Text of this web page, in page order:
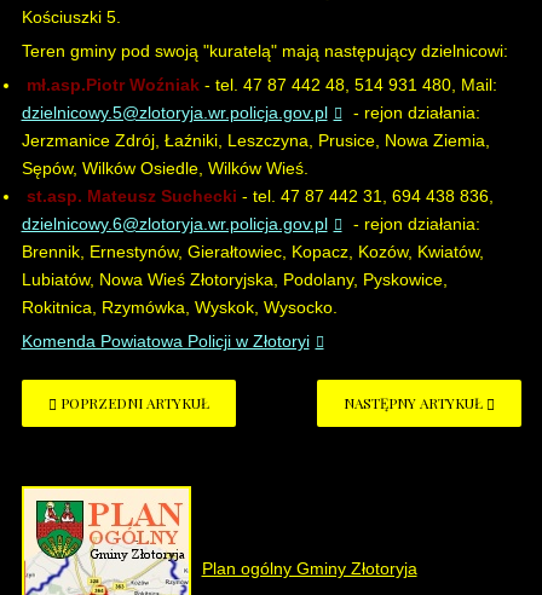
Kościuszki 5.
Teren gminy pod swoją "kuratelą" mają następujący dzielnicowi:
mł.asp.Piotr Woźniak- tel. 47 87 442 48, 514 931 480, Mail:
dzielnicowy.5@zlotoryja.wr.policja.gov.pl
- rejon działania:
Jerzmanice Zdrój, Łaźniki, Leszczyna, Prusice, Nowa Ziemia,
Sępów, Wilków Osiedle, Wilków Wieś.
st.asp. Mateusz Suchecki - tel. 47 87 442 31, 694 438 836,
dzielnicowy.6@zlotoryja.wr.policja.gov.pl
- rejon działania:
Brennik, Ernestynów, Gierałtowiec, Kopacz, Kozów, Kwiatów,
Lubiatów, Nowa Wieś Złotoryjska, Podolany, Pyskowice,
Rokitnica, Rzymówka, Wyskok, Wysocko.
Komenda Powiatowa Policji w Złotoryi
POPRZEDNI ARTYKUŁ NASTĘPNY ARTYKUŁ
Plan ogólny Gminy Złotoryja